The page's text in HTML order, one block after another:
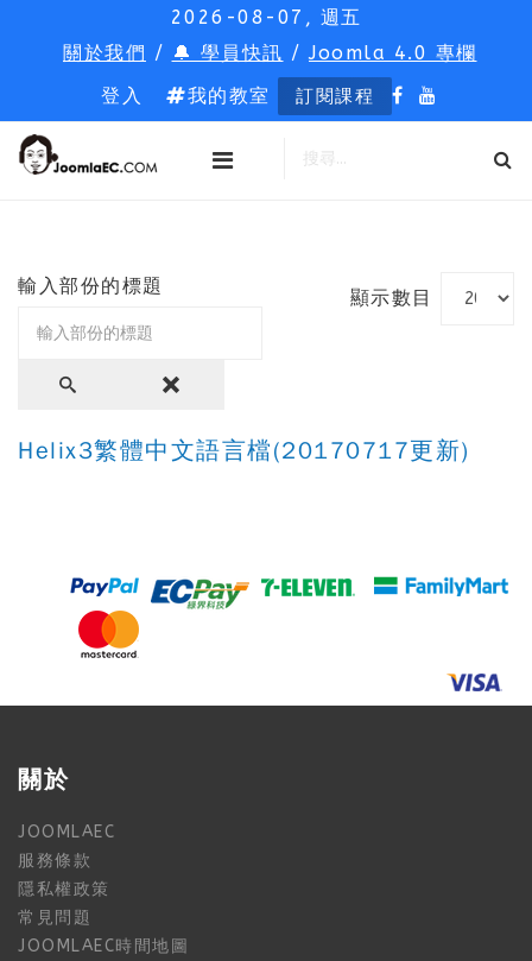
2026-08-07, 週五
關於我們 / 🔔 學員快訊 /Joomla 4.0 專欄
登入
我的教室 訂閱課程
輸入部份的標題
顯示數目
Helix3繁體中文語言檔(20170717更新)
關於
JOOMLAEC
服務條款
隱私權政策
常見問題
JOOMLAEC時間地圖